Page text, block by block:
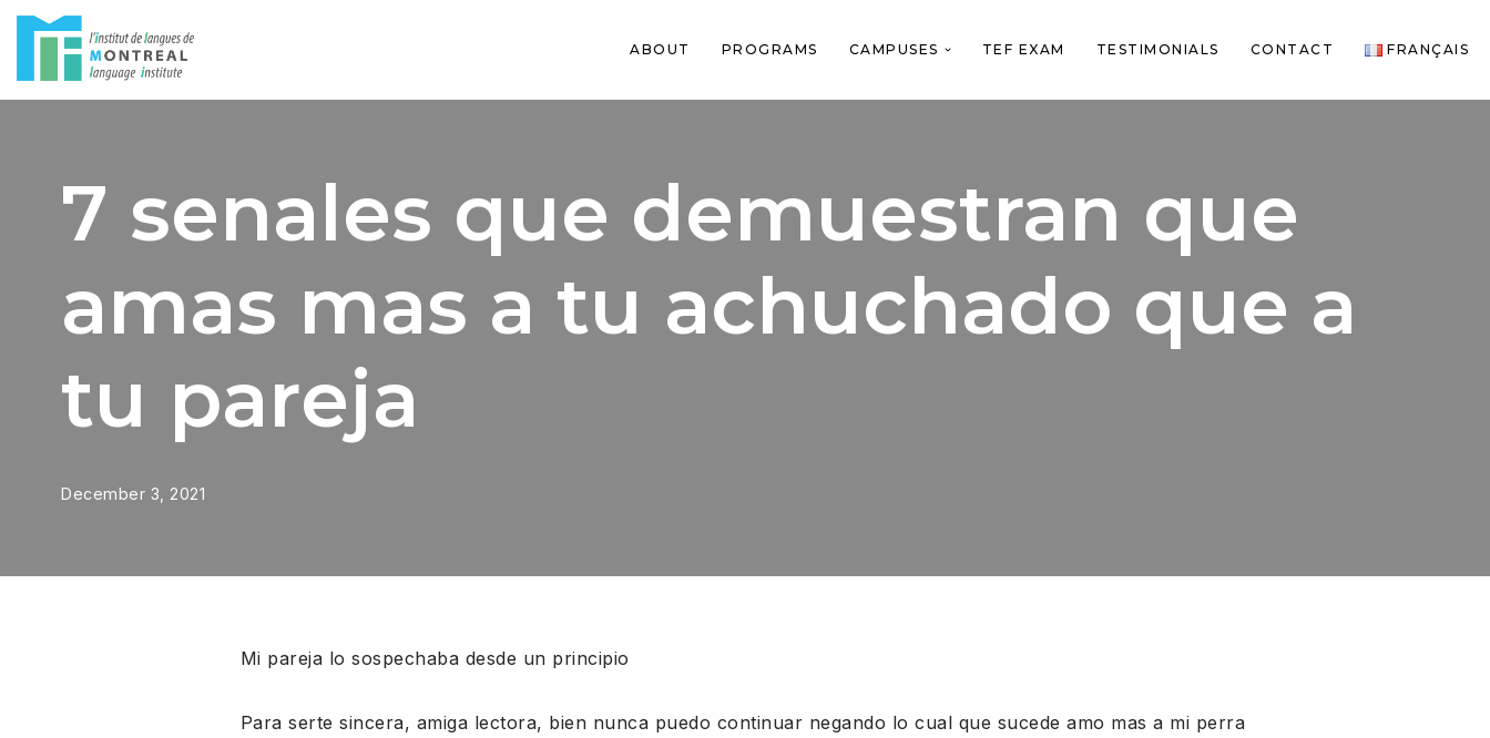
ABOUT PROGRAMS CAMPUSES TEF EXAM TESTIMONIALS CONTACT FRANÇAIS
7 senales que demuestran que
amas mas a tu achuchado que a
tu pareja
December 3, 2021
Mi pareja lo sospechaba desde un principio
Para serte sincera, amiga lectora, bien nunca puedo continuar negando lo cual que sucede amo mas a mi perra